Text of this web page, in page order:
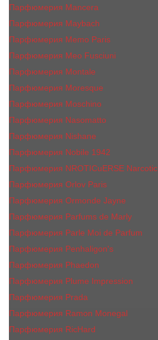
Парфюмерия Mancera
Парфюмерия Maybach
Парфюмерия Memo Paris
Парфюмерия Meo Fusciuni
Парфюмерия Montale
Парфюмерия Moresque
Парфюмерия Moschino
Парфюмерия Nasomatto
Парфюмерия Nishane
Парфюмерия Nobile 1942
Парфюмерия NROTICuERSE Narcotic
Парфюмерия Orlov Paris
Парфюмерия Ormonde Jayne
Парфюмерия Parfums de Marly
Парфюмерия Parle Moi de Parfum
Парфюмерия Penhaligon's
Парфюмерия Phaedon
Парфюмерия Plume Impression
Парфюмерия Prada
Парфюмерия Ramon Monegal
Парфюмерия RicHard